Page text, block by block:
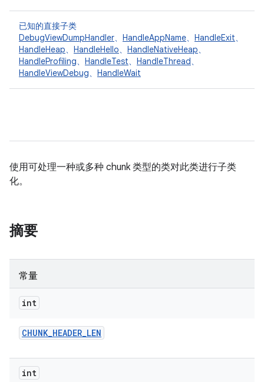
已知的直接子类
DebugViewDumpHandler、 HandleAppName、 HandleExit、
HandleHeap、 HandleHello、 HandleNativeHeap、
HandleProfiling、 HandleTest、 HandleThread、
HandleViewDebug、 HandleWait
使用可处理一种或多种 chunk 类型的类对此类进行子类
化。
摘要
常量
int
CHUNK_HEADER_LEN
int